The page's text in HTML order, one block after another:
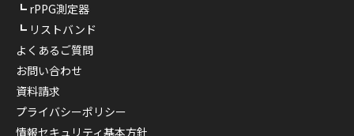
rPPG測定器
リストバンド
よくあるご質問
お問い合わせ
資料請求
プライバシーポリシー
情報セキュリティ基本方針